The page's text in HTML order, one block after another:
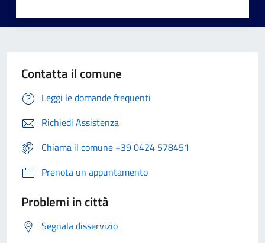
Contatta il comune
Leggi le domande frequenti
Richiedi Assistenza
Chiama il comune +39 0424 578451
Prenota un appuntamento
Problemi in città
Segnala disservizio